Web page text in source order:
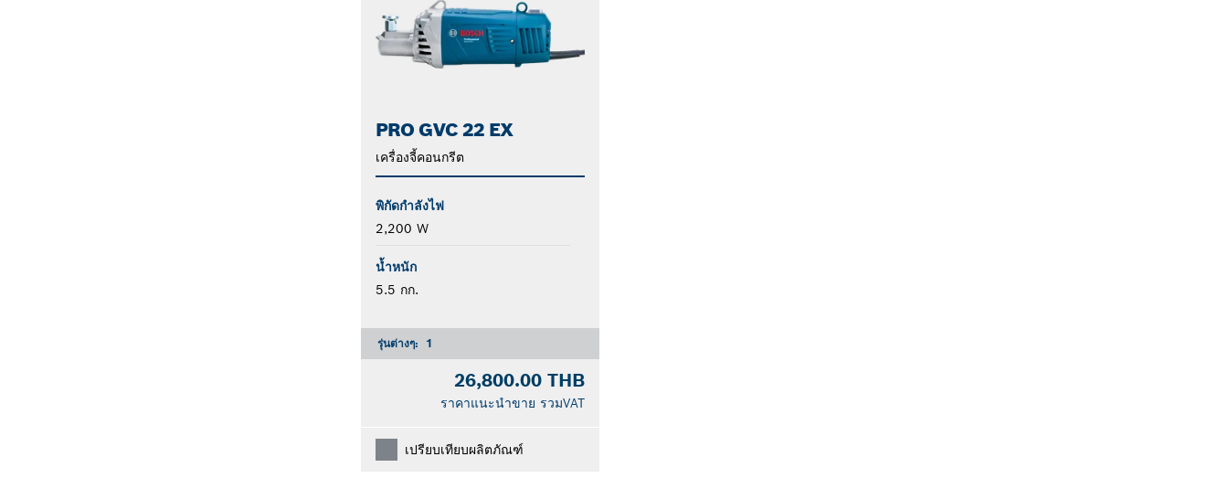
PRO GVC 22 EX
เครื่องจี้คอนกรีต
พิกัดกำลังไฟ
2,200 W
น้ำหนัก
5.5 กก.
รุ่นต่างๆ: 1
26,800.00 THB
ราคาแนะนำขาย รวมVAT
เปรียบเทียบผลิตภัณฑ์